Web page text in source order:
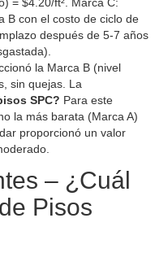
B con el costo de ciclo de
después de 5-7 años
la Marca B (nivel
sin quejas. La
SPC? Para este
la más barata (Marca A)
proporcionó un valor
– ¿Cuál
Pisos